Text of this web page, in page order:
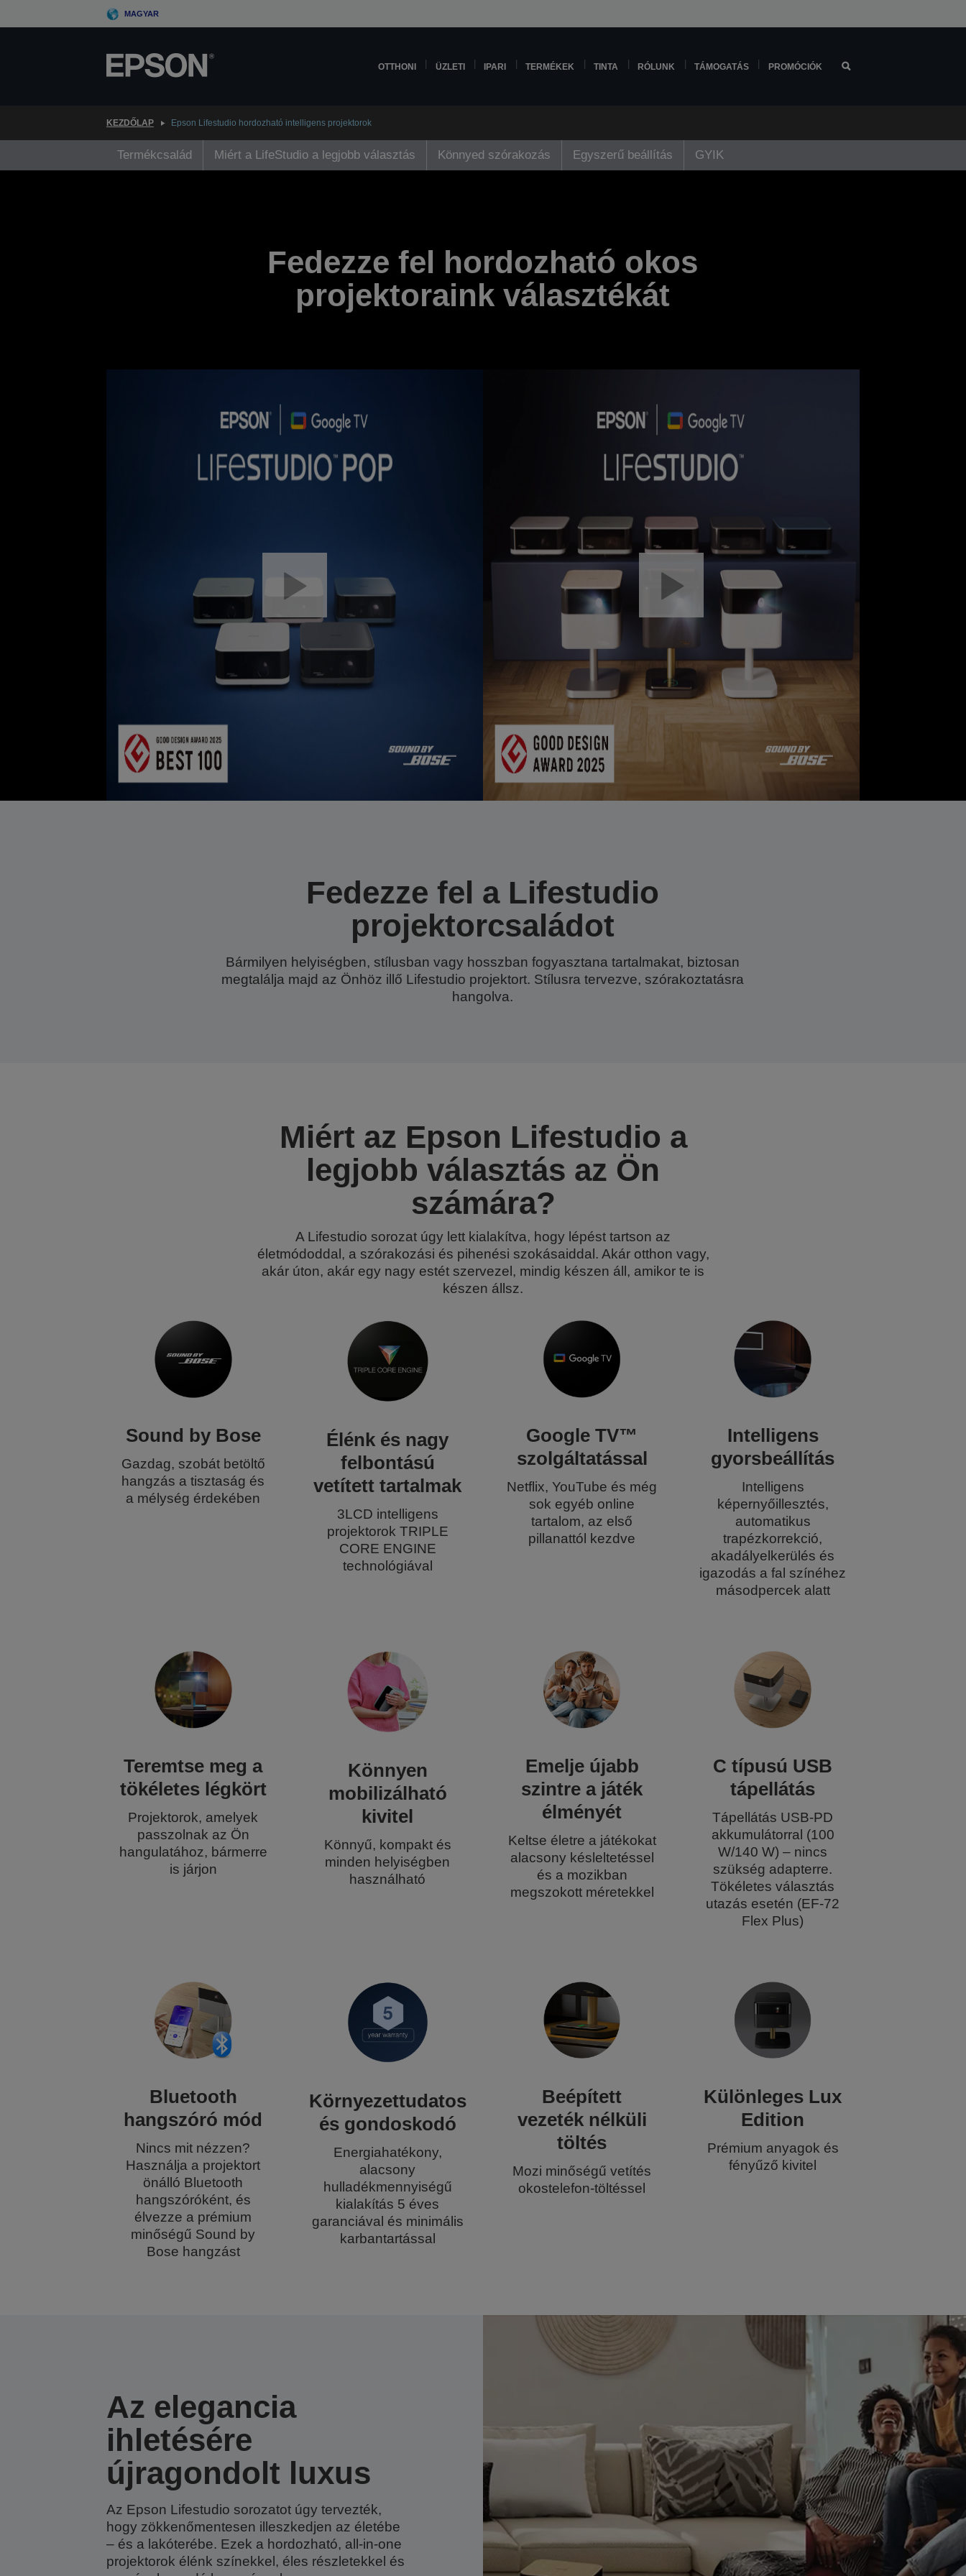
to
MAGYAR
OTTHONI ÜZLETI IPARI TERMÉKEK TINTA RÓLUNK TÁMOGATÁS PROMÓCIÓK
KEZDŐLAP Epson Lifestudio hordozható intelligens projektorok
Termékcsalád Miért a LifeStudio a legjobb választás Könnyed szórakozás Egyszerű beállítás GYIK
Fedezze fel hordozható okos
projektoraink választékát
Fedezze fel a Lifestudio
projektorcsaládot
Bármilyen helyiségben, stílusban vagy hosszban fogyasztana tartalmakat, biztosan
megtalálja majd az Önhöz illő Lifestudio projektort. Stílusra tervezve, szórakoztatásra
hangolva.
Miért az Epson Lifestudio a
legjobb választás az Ön
számára?
A Lifestudio sorozat úgy lett kialakítva, hogy lépést tartson az
életmódoddal, a szórakozási és pihenési szokásaiddal. Akár otthon vagy,
akár úton, akár egy nagy estét szervezel, mindig készen áll, amikor te is
készen állsz.
Sound by Bose
Gazdag, szobát betöltő
hangzás a tisztaság és
a mélység érdekében
Élénk és nagy
felbontású
vetített tartalmak
3LCD intelligens
projektorok TRIPLE
CORE ENGINE
technológiával
Google TV™
szolgáltatással
Netflix, YouTube és még
sok egyéb online
tartalom, az első
pillanattól kezdve
Intelligens
gyorsbeállítás
Intelligens
képernyőillesztés,
automatikus
trapézkorrekció,
akadályelkerülés és
igazodás a fal színéhez
másodpercek alatt
Teremtse meg a
tökéletes légkört
Projektorok, amelyek
passzolnak az Ön
hangulatához, bármerre
is járjon
Könnyen
mobilizálható
kivitel
Könnyű, kompakt és
minden helyiségben
használható
Emelje újabb
szintre a játék
élményét
Keltse életre a játékokat
alacsony késleltetéssel
és a mozikban
megszokott méretekkel
C típusú USB
tápellátás
Tápellátás USB-PD
akkumulátorral (100
W/140 W) – nincs
szükség adapterre.
Tökéletes választás
utazás esetén (EF-72
Flex Plus)
Bluetooth
hangszóró mód
Nincs mit nézzen?
Használja a projektort
önálló Bluetooth
hangszóróként, és
élvezze a prémium
minőségű Sound by
Bose hangzást
Környezettudatos
és gondoskodó
Energiahatékony,
alacsony
hulladékmennyiségű
kialakítás 5 éves
garanciával és minimális
karbantartással
Beépített
vezeték nélküli
töltés
Mozi minőségű vetítés
okostelefon-töltéssel
Különleges Lux
Edition
Prémium anyagok és
fényűző kivitel
Az elegancia
ihletésére
újragondolt luxus
Az Epson Lifestudio sorozatot úgy tervezték,
hogy zökkenőmentesen illeszkedjen az életébe
– és a lakóterébe. Ezek a hordozható, all-in-one
projektorok élénk színekkel, éles részletekkel és